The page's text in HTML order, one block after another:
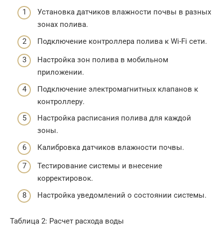
Установка датчиков влажности почвы в разных
зонах полива.
Подключение контроллера полива к Wi-Fi сети.
Настройка зон полива в мобильном
приложении.
Подключение электромагнитных клапанов к
контроллеру.
Настройка расписания полива для каждой
зоны.
Калибровка датчиков влажности почвы.
Тестирование системы и внесение
корректировок.
Настройка уведомлений о состоянии системы.
Таблица 2: Расчет расхода воды